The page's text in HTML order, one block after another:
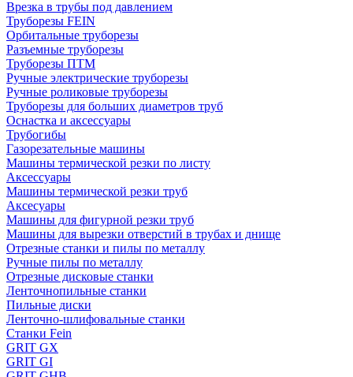
Врезка в трубы под давлением
Труборезы FEIN
Орбитальные труборезы
Разъемные труборезы
Труборезы ПТМ
Ручные электрические труборезы
Ручные роликовые труборезы
Труборезы для больших диаметров труб
Оснастка и аксессуары
Трубогибы
Газорезательные машины
Машины термической резки по листу
Аксессуары
Машины термической резки труб
Аксесуары
Машины для фигурной резки труб
Машины для вырезки отверстий в трубах и днище
Отрезные станки и пилы по металлу
Ручные пилы по металлу
Отрезные дисковые станки
Ленточнопильные станки
Пильные диски
Ленточно-шлифовальные станки
Станки Fein
GRIT GX
GRIT GI